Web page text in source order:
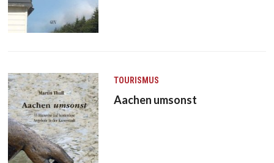
TOURISMUS
Aachen umsonst